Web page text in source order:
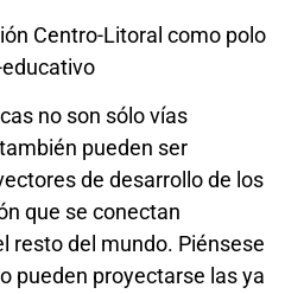
Centro-Litoral como polo
no son sólo vías
pueden ser
de desarrollo de los
que se conectan
resto del mundo. Piénsese
pueden proyectarse las ya